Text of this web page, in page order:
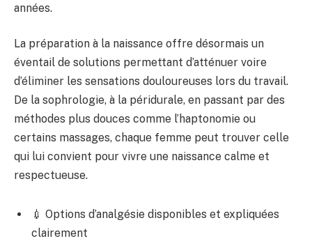
années.
La préparation à la naissance offre désormais un
éventail de solutions permettant d’atténuer voire
d’éliminer les sensations douloureuses lors du travail.
De la sophrologie, à la péridurale, en passant par des
méthodes plus douces comme l’haptonomie ou
certains massages, chaque femme peut trouver celle
qui lui convient pour vivre une naissance calme et
respectueuse.
💉 Options d’analgésie disponibles et expliquées
clairement